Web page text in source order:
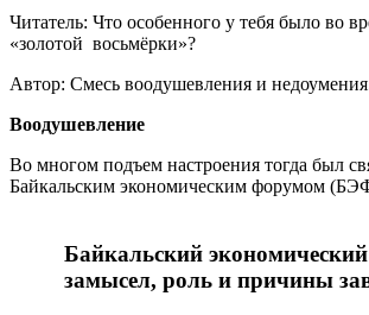
Читатель: Что особенного у тебя было во
«золотой восьмёрки»?
Автор: Смесь воодушевления и
Воодушевление
Во многом подъем настроения тогда был
Байкальским экономическим форумом
Байкальский
замысел, роль и причины